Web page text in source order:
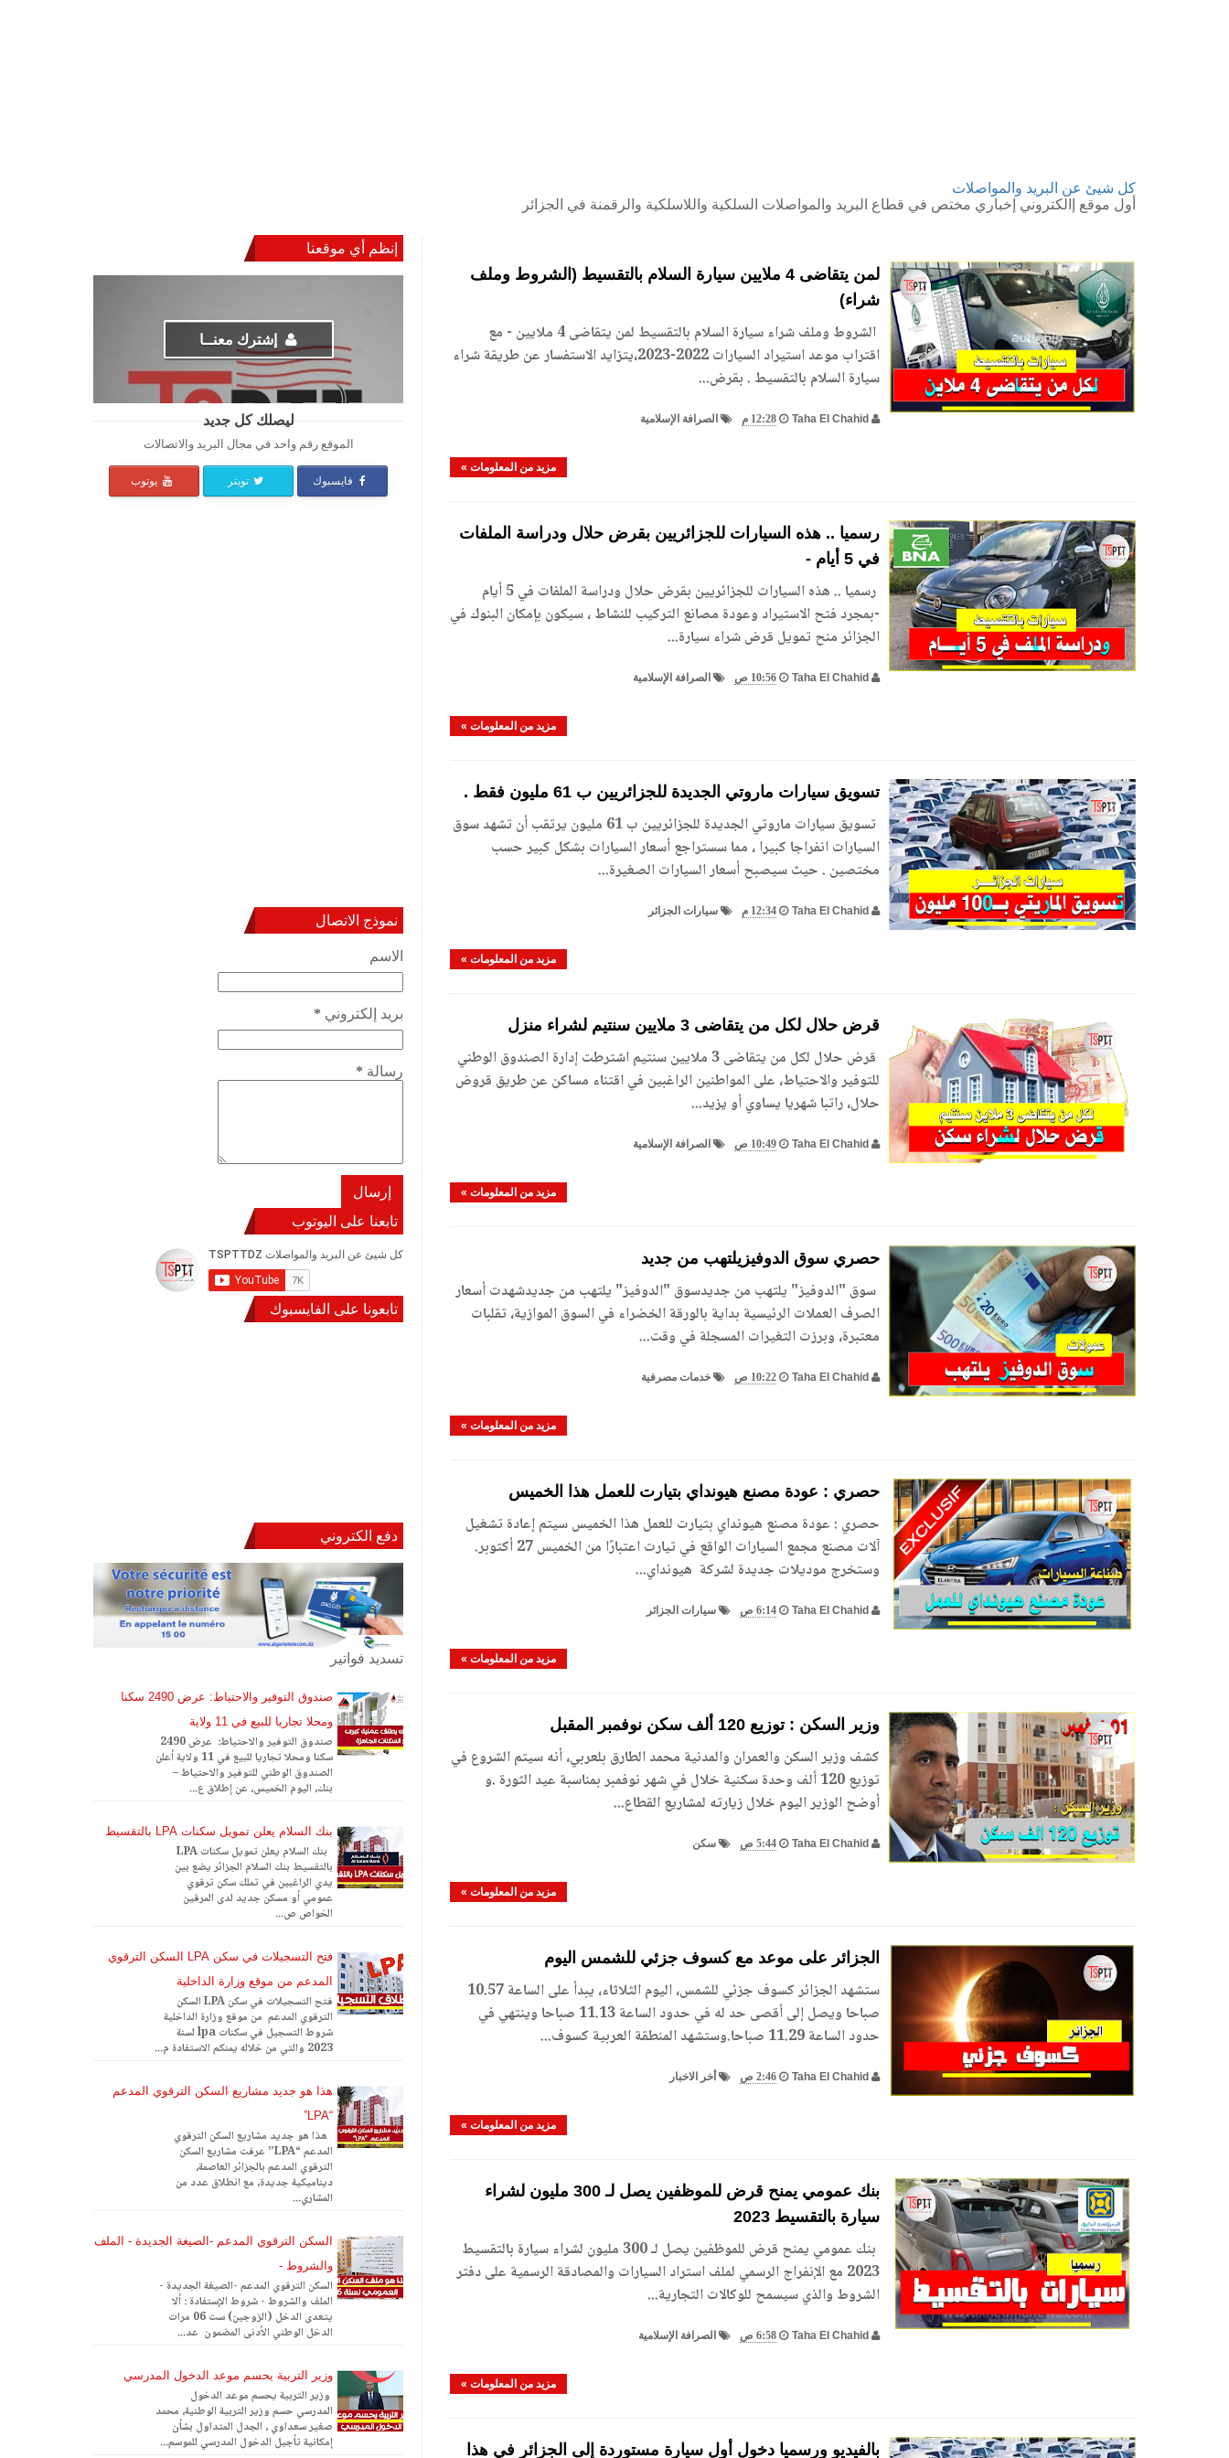
كل شيئ عن البريد والمواصلات
أول موقع إالكتروني إخباري مختص في قطاع البريد والمواصلات السلكية واللاسلكية والرقمنة في الجزائر
لمن يتقاضى 4 ملايين سيارة السلام بالتقسيط (الشروط وملف
شراء)
الشروط وملف شراء سيارة السلام بالتقسيط لمن يتقاضى 4 ملايين - مع
اقتراب موعد استيراد السيارات 2022-2023،يتزايد الاستفسار عن طريقة شراء
سيارة السلام بالتقسيط . بقرض...
Taha El Chahid 12:28 م الصرافة الإسلامية
مزيد من المعلومات »
رسميا .. هذه السيارات للجزائريين بقرض حلال ودراسة الملفات
في 5 أيام -
رسميا .. هذه السيارات للجزائريين بقرض حلال ودراسة الملفات في 5 أيام
-بمجرد فتح الاستيراد وعودة مصانع التركيب للنشاط ، سيكون بإمكان البنوك في
الجزائر منح تمويل قرض شراء سيارة...
Taha El Chahid 10:56 ص الصرافة الإسلامية
مزيد من المعلومات »
تسويق سيارات ماروتي الجديدة للجزائريين ب 61 مليون فقط .
تسويق سيارات ماروتي الجديدة للجزائريين ب 61 مليون يرتقب أن تشهد سوق
السيارات انفراجا كبيرا ، مما سستراجع أسعار السيارات بشكل كبير حسب
مختصين . حيث سيصبح أسعار السيارات الصغيرة...
Taha El Chahid 12:34 م سيارات الجزائر
مزيد من المعلومات »
قرض حلال لكل من يتقاضى 3 ملايين سنتيم لشراء منزل
قرض حلال لكل من يتقاضى 3 ملايين سنتيم اشترطت إدارة الصندوق الوطني
للتوفير والاحتياط، على المواطنين الراغبين في اقتناء مساكن عن طريق قروض
حلال، راتبا شهريا يساوي أو يزيد...
Taha El Chahid 10:49 ص الصرافة الإسلامية
مزيد من المعلومات »
حصري سوق الدوفيزيلتهب من جديد
سوق "الدوفيز" يلتهب من جديدسوق "الدوفيز" يلتهب من جديدشهدت أسعار
الصرف العملات الرئيسية بداية بالورقة الخضراء في السوق الموازية، تقلبات
معتبرة، وبرزت التغيرات المسجلة في وقت...
Taha El Chahid 10:22 ص خدمات مصرفية
مزيد من المعلومات »
حصري : عودة مصنع هيونداي بتيارت للعمل هذا الخميس
حصري : عودة مصنع هيونداي بتيارت للعمل هذا الخميس سيتم إعادة تشغيل
آلات مصنع مجمع السيارات الواقع في تيارت اعتبارًا من الخميس 27 أكتوبر.
وستخرج موديلات جديدة لشركة هيونداي...
Taha El Chahid 6:14 ص سيارات الجزائر
مزيد من المعلومات »
وزير السكن : توزيع 120 ألف سكن نوفمبر المقبل
كشف وزير السكن والعمران والمدنية محمد الطارق بلعربي، أنه سيتم الشروع في
توزيع 120 ألف وحدة سكنية خلال في شهر نوفمبر بمناسبة عيد الثورة .و
أوضح الوزير اليوم خلال زيارته لمشاريع القطاع...
Taha El Chahid 5:44 ص سكن
مزيد من المعلومات »
الجزائر على موعد مع كسوف جزئي للشمس اليوم
ستشهد الجزائر كسوف جزئي للشمس، اليوم الثلاثاء، يبدأ على الساعة 10.57
صباحا ويصل إلى أقصى حد له في حدود الساعة 11.13 صباحا وينتهي في
حدود الساعة 11.29 صباحا.وستشهد المنطقة العربية كسوف...
Taha El Chahid 2:46 ص أخر الاخبار
مزيد من المعلومات »
بنك عمومي يمنح قرض للموظفين يصل لـ 300 مليون لشراء
سيارة بالتقسيط 2023
بنك عمومي يمنح قرض للموظفين يصل لـ 300 مليون لشراء سيارة بالتقسيط
2023 مع الإنفراج الرسمي لملف استراد السيارات والمصادقة الرسمية على دفتر
الشروط والذي سيسمح للوكالات التجارية...
Taha El Chahid 6:58 ص الصرافة الإسلامية
مزيد من المعلومات »
بالفيديو ورسميا دخول أول سيارة مستوردة إلى الجزائر في هذا
إنظم أي موقعنا
إشترك معنــا
ليصلك كل جديد
الموقع رقم واحد في مجال البريد والاتصالات
فايسبوك تويتر يوتوب
نموذج الاتصال
الاسم
بريد إلكتروني *
رسالة *
تابعنا على اليوتوب
تابعونا على الفايسبوك
دفع الكتروني
تسديد فواتير
صندوق التوفير والاحتياط: عرض 2490 سكنا
ومحلا تجاريا للبيع في 11 ولاية
صندوق التوفير والاحتياط: عرض 2490
سكنا ومحلا تجاريا للبيع في 11 ولاية أعلن
الصندوق الوطني للتوفير والاحتياط –
بنك، اليوم الخميس، عن إطلاق ع...
بنك السلام يعلن تمويل سكنات LPA بالتقسيط
بنك السلام يعلن تمويل سكنات LPA
بالتقسيط بنك السلام الجزائر يضع بين
يدي الراغبين في تملك سكن ترقوي
عمومي أو مسكن جديد لدى المرقين
الخواص ص...
فتح التسجيلات في سكن LPA السكن الترقوي
المدعم من موقع وزارة الداخلية
فتح التسجيلات في سكن LPA السكن
الترقوي المدعم من موقع وزارة الداخلية
شروط التسجيل في سكنات lpa لسنة
2023 والتي من خلاله يمنكم الاستفادة م...
هذا هو جديد مشاريع السكن الترقوي المدعم
“LPA”
هذا هو جديد مشاريع السكن الترقوي
المدعم “LPA” عرفت مشاريع السكن
الترقوي المدعم بالجزائر العاصمة،
ديناميكية جديدة، مع انطلاق عدد من
المشاري...
السكن الترقوي المدعم -الصيغة الجديدة - الملف
والشروط -
السكن الترقوي المدعم -الصيغة الجديدة -
الملف والشروط - شروط الإستفادة : ألا
يتعدى الدخل (الزوجين) ست 06 مرات
الدخل الوطني الأدنى المضمون عد...
وزير التربية يحسم موعد الدخول المدرسي
وزير التربية يحسم موعد الدخول
المدرسي حسم وزير التربية الوطنية، محمد
صغير سعداوي ، الجدل المتداول بشأن
إمكانية تأجيل الدخول المدرسي للموسم...